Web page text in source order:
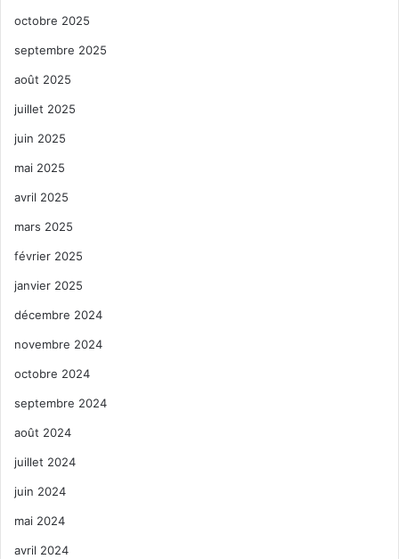
octobre 2025
septembre 2025
août 2025
juillet 2025
juin 2025
mai 2025
avril 2025
mars 2025
février 2025
janvier 2025
décembre 2024
novembre 2024
octobre 2024
septembre 2024
août 2024
juillet 2024
juin 2024
mai 2024
avril 2024